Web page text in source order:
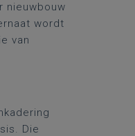
nieuwbouw
wordt
van
Die